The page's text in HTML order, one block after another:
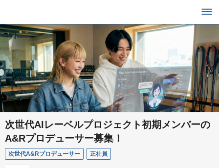
次世代AIレーベルプロジェクト初期メンバーの
A&Rプロデューサー募集！
次世代A&Rプロデューサー 正社員